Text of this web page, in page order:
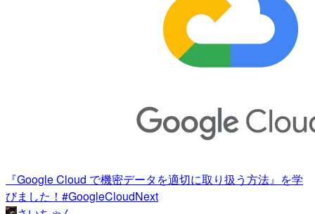
『Google Cloud で機密データを適切に取り扱う方法』を学
びました！#GoogleCloudNext